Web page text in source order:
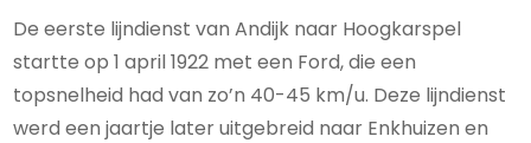
De eerste lijndienst van Andijk naar Hoogkarspel
startte op 1 april 1922 met een Ford, die een
topsnelheid had van zo’n 40-45 km/u. Deze lijndienst
werd een jaartje later uitgebreid naar Enkhuizen en